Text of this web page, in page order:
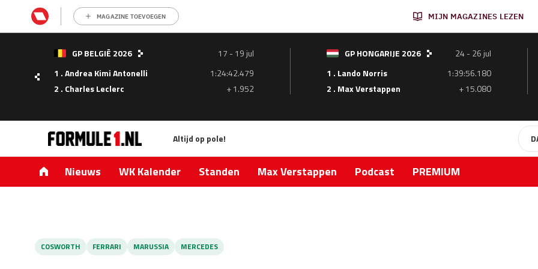
MAGAZINE TOEVOEGEN MIJN MAGAZINES LEZEN
GP BELGIË 2026
17 - 19 jul
1 . Andrea Kimi Antonelli
1:24:42.479
2 . Charles Leclerc
+ 1.952
GP HONGARIJE 2026
24 - 26 jul
1 . Lando Norris
1:39:56.180
2 . Max Verstappen
+ 15.080
Altijd op pole!
Nieuws WK Kalender Standen Max Verstappen Podcast PREMIUM
COSWORTH FERRARI MARUSSIA MERCEDES